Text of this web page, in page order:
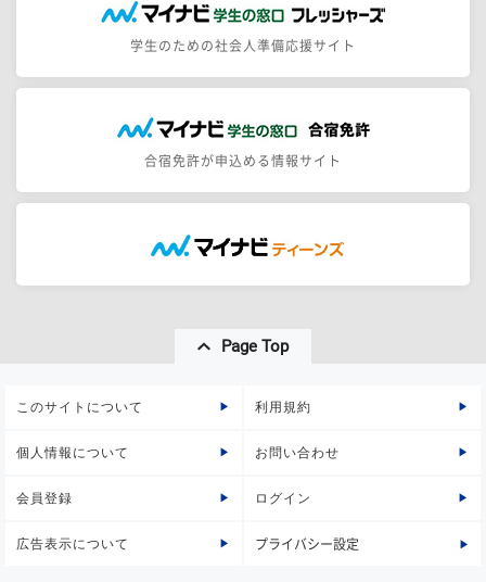
学生のための社会人準備応援サイト
合宿免許が申込める情報サイト
Page Top
このサイトについて 利用規約
個人情報について お問い合わせ
会員登録 ログイン
広告表示について プライバシー設定